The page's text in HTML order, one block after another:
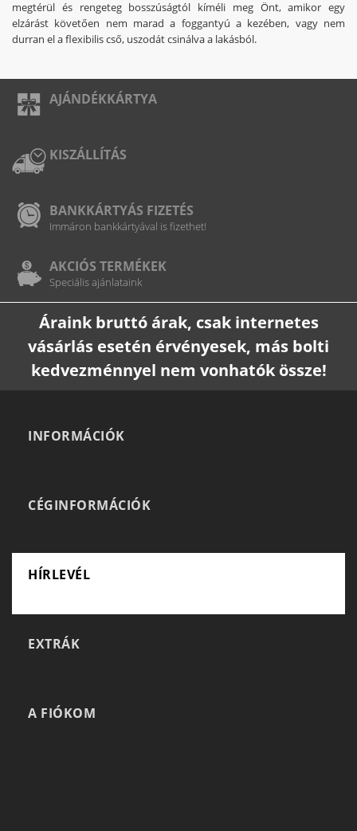
megtérül és rengeteg bosszúságtól kíméli meg Önt, amikor egy
elzárást követően nem marad a foggantyú a kezében, vagy nem
durran el a flexibilis cső, uszodát csinálva a lakásból.
AJÁNDÉKKÁRTYA
KISZÁLLÍTÁS
BANKKÁRTYÁS FIZETÉS
Immáron bankkártyával is fizethet!
AKCIÓS TERMÉKEK
Speciális ajánlataink
Áraink bruttó árak, csak internetes
vásárlás esetén érvényesek, más bolti
kedvezménnyel nem vonhatók össze!
INFORMÁCIÓK
CÉGINFORMÁCIÓK
HÍRLEVÉL
EXTRÁK
A FIÓKOM